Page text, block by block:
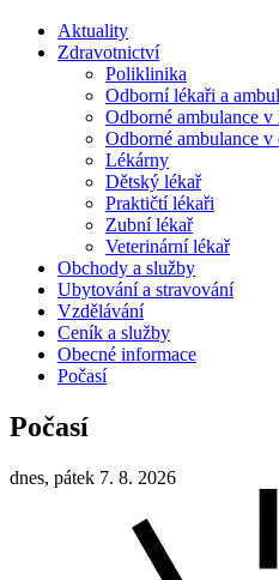
Aktuality
Zdravotnictví
Poliklinika
Odborní lékaři a
Odborné ambulance v
Odborné ambulance
Lékárny
Dětský lékař
Praktičtí lékaři
Zubní lékař
Veterinární lékař
Obchody a služby
Ubytování a stravování
Vzdělávání
Ceník a služby
Obecné informace
Počasí
Počasí
dnes, pátek 7. 8. 2026